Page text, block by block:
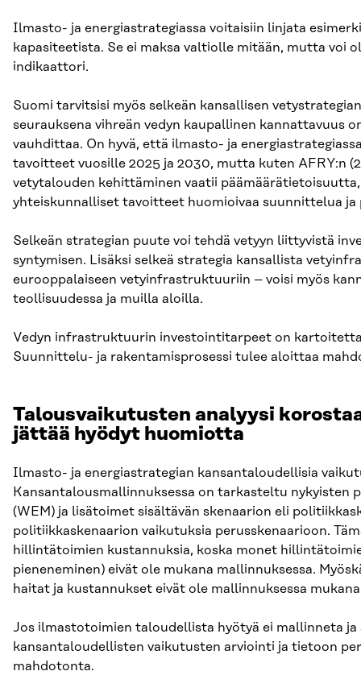
Ilmasto- ja energiastrategiassa voitaisiin linjata
kapasiteetista. Se ei maksa valtiolle mitään, mutta voi
indikaattori.
Suomi tarvitsisi myös selkeän kansallisen
seurauksena vihreän vedyn kaupallinen kannattavuus
vauhdittaa. On hyvä, että ilmasto- ja
tavoitteet vuosille 2025 ja 2030, mutta kuten AFRY:n
vetytalouden kehittäminen vaatii
yhteiskunnalliset tavoitteet huomioivaa suunnittelua
Selkeän strategian puute voi tehdä vetyyn liittyvistä
syntymisen. Lisäksi selkeä strategia kansallista
eurooppalaiseen vetyinfrastruktuuriin – voisi myös
teollisuudessa ja muilla aloilla.
Vedyn infrastruktuurin investointitarpeet on
Suunnittelu- ja rakentamisprosessi tulee aloittaa
Talousvaikutusten analyysi
jättää hyödyt huomiotta
Ilmasto- ja energiastrategian kansantaloudellisia
Kansantalousmallinnuksessa on tarkasteltu nykyisten
(WEM) ja lisätoimet sisältävän skenaarion eli
politiikkaskenaarion vaikutuksia perusskenaarioon.
hillintätoimien kustannuksia, koska monet
pieneneminen) eivät ole mukana mallinnuksessa.
haitat ja kustannukset eivät ole mallinnuksessa
Jos ilmastotoimien taloudellista hyötyä ei mallinneta
kansantaloudellisten vaikutusten arviointi ja tietoon
mahdotonta.